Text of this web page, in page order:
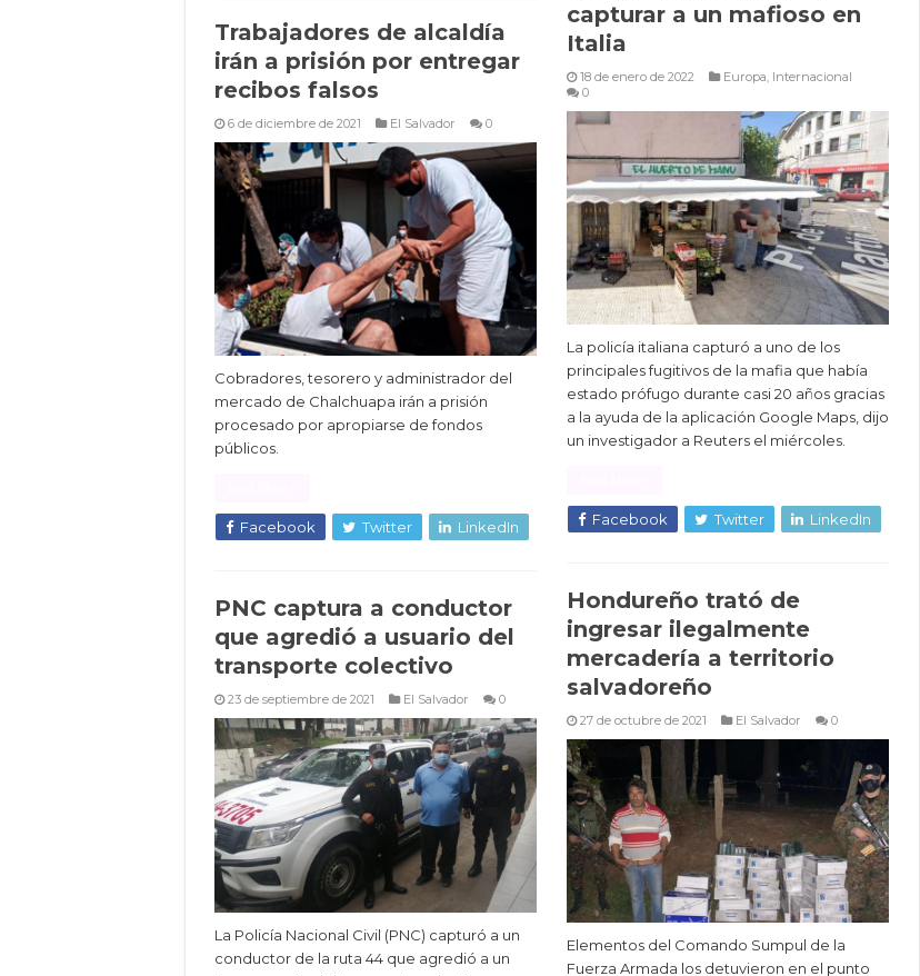
capturar a un mafioso en
Italia
18 de enero de 2022 Europa, Internacional
0
La policía italiana capturó a uno de los
principales fugitivos de la mafia que había
estado prófugo durante casi 20 años gracias
a la ayuda de la aplicación Google Maps, dijo
un investigador a Reuters el miércoles.
Facebook Twitter LinkedIn
Trabajadores de alcaldía
irán a prisión por entregar
recibos falsos
6 de diciembre de 2021 El Salvador 0
Cobradores, tesorero y administrador del
mercado de Chalchuapa irán a prisión
procesado por apropiarse de fondos
públicos.
Facebook Twitter LinkedIn
Hondureño trató de
ingresar ilegalmente
mercadería a territorio
salvadoreño
27 de octubre de 2021 El Salvador 0
Elementos del Comando Sumpul de la
Fuerza Armada los detuvieron en el punto
PNC captura a conductor
que agredió a usuario del
transporte colectivo
23 de septiembre de 2021 El Salvador 0
La Policía Nacional Civil (PNC) capturó a un
conductor de la ruta 44 que agredió a un